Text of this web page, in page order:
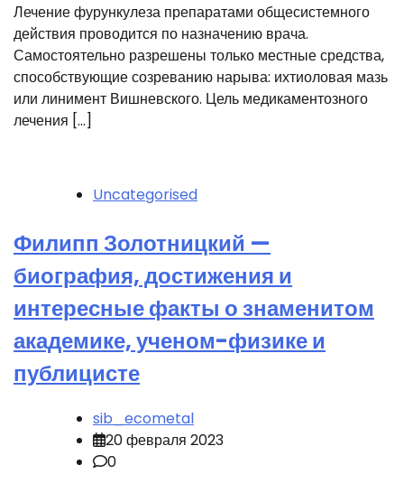
Лечение фурункулеза препаратами общесистемного
действия проводится по назначению врача.
Самостоятельно разрешены только местные средства,
способствующие созреванию нарыва: ихтиоловая мазь
или линимент Вишневского. Цель медикаментозного
лечения […]
Uncategorised
Филипп Золотницкий —
биография, достижения и
интересные факты о знаменитом
академике, ученом-физике и
публицисте
sib_ecometal
20 февраля 2023
0